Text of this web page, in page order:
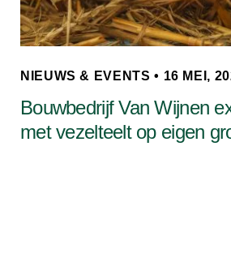
NIEUWS & EVENTS • 16 MEI,
Bouwbedrijf Van Wijnen
met vezelteelt op eigen